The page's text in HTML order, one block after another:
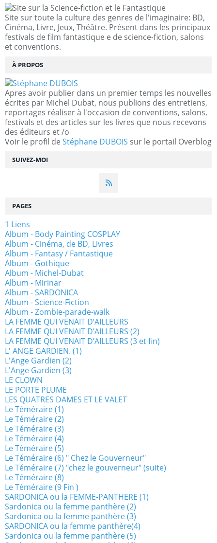
SUIVEZ-MOI
Site sur toute la culture des genres de l'imaginaire: BD,
Cinéma, Livre, Jeux, Théâtre. Présent dans les principaux
festivals de film fantastique e de science-fiction, salons
et conventions.
À PROPOS
Apres avoir publier dans un premier temps les nouvelles
écrites par Michel Dubat, nous publions des entretiens,
reportages réaliser à l'occasion de conventions, salons,
festivals et des articles sur les livres que nous recevons
des éditeurs et /o
Voir le profil de Stéphane DUBOIS sur le portail Overblog
PAGES
1 Liens
Album - Body Painting COSPLAY
Album - Cinéma, de BD, Livres
Album - Fantasy / Fantastique
Album - Gothique
Album - Michel-Dubat
Album - Mirinar
Album - SARDONICA
Album - Science-Fiction
Album - Zombie-parade-walk
LA FEMME QUI VENAIT D’AILLEURS
LA FEMME QUI VENAIT D’AILLEURS (2)
LA FEMME QUI VENAIT D’AILLEURS (3 et fin)
L' ANGE GARDIEN. (1)
L'Ange Gardien (2)
L'Ange Gardien (3)
LE CLOWN
LE PORTE PLUME
LES QUATRES DAMES ET LE VALET
Le Téméraire (1)
Le Téméraire (2)
Le Téméraire (3)
Le Téméraire (4)
Le Téméraire (5)
Le Téméraire (6) " Chez le Gouverneur"
Le Téméraire (7) "chez le gouverneur" (suite)
Le Téméraire (8)
Le Téméraire (9 Fin )
SARDONICA ou la FEMME-PANTHERE (1)
Sardonica ou la femme panthère (2)
Sardonica ou la femme panthère (3)
SARDONICA ou la femme panthère(4)
Sardonica ou la femme panthère (5)